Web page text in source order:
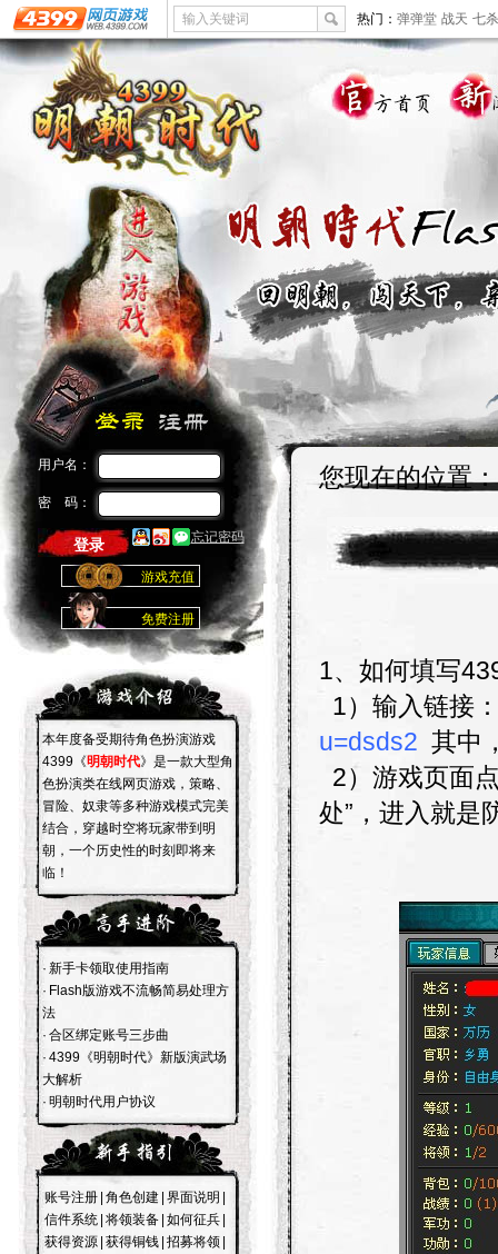
输入关键词 热门： 弹弹堂 战天 七杀
用户名：
密 码：
忘记密码
游戏充值
免费注册
本年度备受期待角色扮演游戏
4399《明朝时代》是一款大型角
色扮演类在线网页游戏，策略、
冒险、奴隶等多种游戏模式完美
结合，穿越时空将玩家带到明
朝，一个历史性的时刻即将来
临！
· 新手卡领取使用指南
· Flash版游戏不流畅简易处理方
法
· 合区绑定账号三步曲
· 4399《明朝时代》新版演武场
大解析
· 明朝时代用户协议
账号注册 角色创建 界面说明
信件系统 将领装备 如何征兵
获得资源 获得铜钱 招募将领
您现在的位置
1、如何填写
1）输入链接
u=dsds2 其中
2）游戏页面
处”，进入就是